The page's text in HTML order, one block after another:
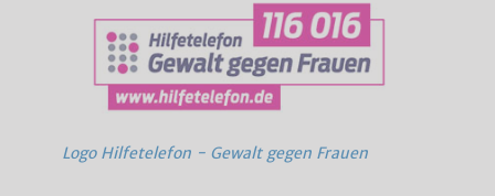
Logo Hilfetelefon - Gewalt gegen Frauen